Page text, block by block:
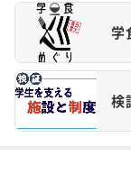
学
検